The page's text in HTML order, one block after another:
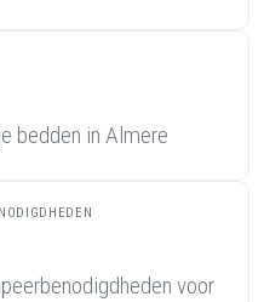
bedden in Almere
voor